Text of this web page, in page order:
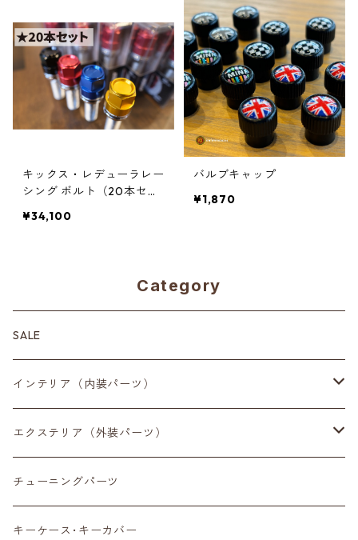
キックス・レデューラレー
シング ボルト（20本セッ
¥34,100
バルブキャップ
¥1,870
Category
SALE
インテリア（内装パーツ）
収納小物
スマートフォン
センターディスプレイ
エクステリア（外装パーツ）
サイドミラー
アンテナ
チューニングパーツ
キーケース･キーカバー